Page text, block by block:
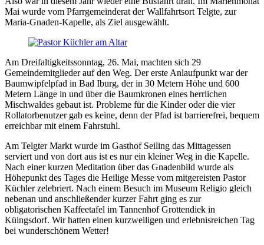
Mai wurde vom Pfarrgemeinderat der Wallfahrtsort Telgte, zur
Maria-Gnaden-Kapelle, als Ziel ausgewählt.
Am Dreifaltigkeitssonntag, 26. Mai, machten sich 29
Gemeindemitglieder auf den Weg. Der erste Anlaufpunkt war der
Baumwipfelpfad in Bad Iburg, der in 30 Metern Höhe und 600
Metern Länge in und über die Baumkronen eines herrlichen
Mischwaldes gebaut ist. Probleme für die Kinder oder die vier
Rollatorbenutzer gab es keine, denn der Pfad ist barrierefrei, bequem
erreichbar mit einem Fahrstuhl.
Am Telgter Markt wurde im Gasthof Seiling das Mittagessen
serviert und von dort aus ist es nur ein kleiner Weg in die Kapelle.
Nach einer kurzen Meditation über das Gnadenbild wurde als
Höhepunkt des Tages die Heilige Messe vom mitgereisten Pastor
Küchler zelebriert. Nach einem Besuch im Museum Religio gleich
nebenan und anschließender kurzer Fahrt ging es zur
obligatorischen Kaffeetafel im Tannenhof Grottendiek in
Küingsdorf. Wir hatten einen kurzweiligen und erlebnisreichen Tag
bei wunderschönem Wetter!